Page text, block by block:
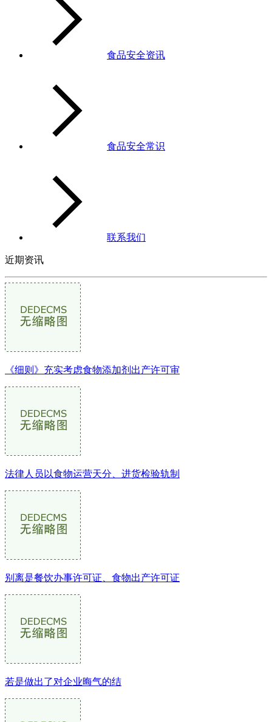
食品安全资讯
食品安全常识
联系我们
近期资讯
《细则》充实考虑食物添加剂出产许可审
法律人员以食物运营天分、进货检验轨制
别离是餐饮办事许可证、食物出产许可证
若是做出了对企业晦气的结